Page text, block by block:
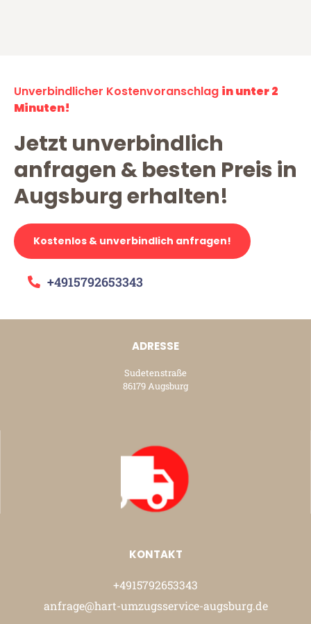
Unverbindlicher Kostenvoranschlag in unter 2
Minuten!
Jetzt unverbindlich
anfragen & besten Preis in
Augsburg erhalten!
Kostenlos & unverbindlich anfragen!
+4915792653343
ADRESSE
Sudetenstraße
86179 Augsburg
KONTAKT
+4915792653343
anfrage@hart-umzugsservice-augsburg.de